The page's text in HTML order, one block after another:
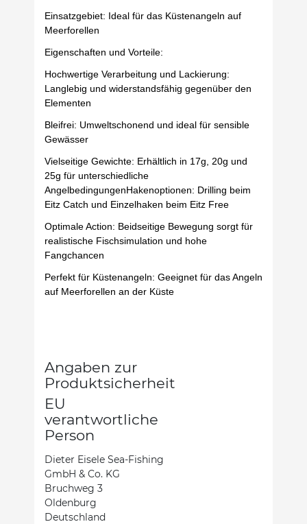
Einsatzgebiet: Ideal für das Küstenangeln auf
Meerforellen
Eigenschaften und Vorteile:
Hochwertige Verarbeitung und Lackierung:
Langlebig und widerstandsfähig gegenüber den
Elementen
Bleifrei: Umweltschonend und ideal für sensible
Gewässer
Vielseitige Gewichte: Erhältlich in 17g, 20g und
25g für unterschiedliche
AngelbedingungenHakenoptionen: Drilling beim
Eitz Catch und Einzelhaken beim Eitz Free
Optimale Action: Beidseitige Bewegung sorgt für
realistische Fischsimulation und hohe
Fangchancen
Perfekt für Küstenangeln: Geeignet für das Angeln
auf Meerforellen an der Küste
Angaben zur
Produktsicherheit
EU
verantwortliche
Person
Dieter Eisele Sea-Fishing
GmbH & Co. KG
Bruchweg 3
Oldenburg
Deutschland